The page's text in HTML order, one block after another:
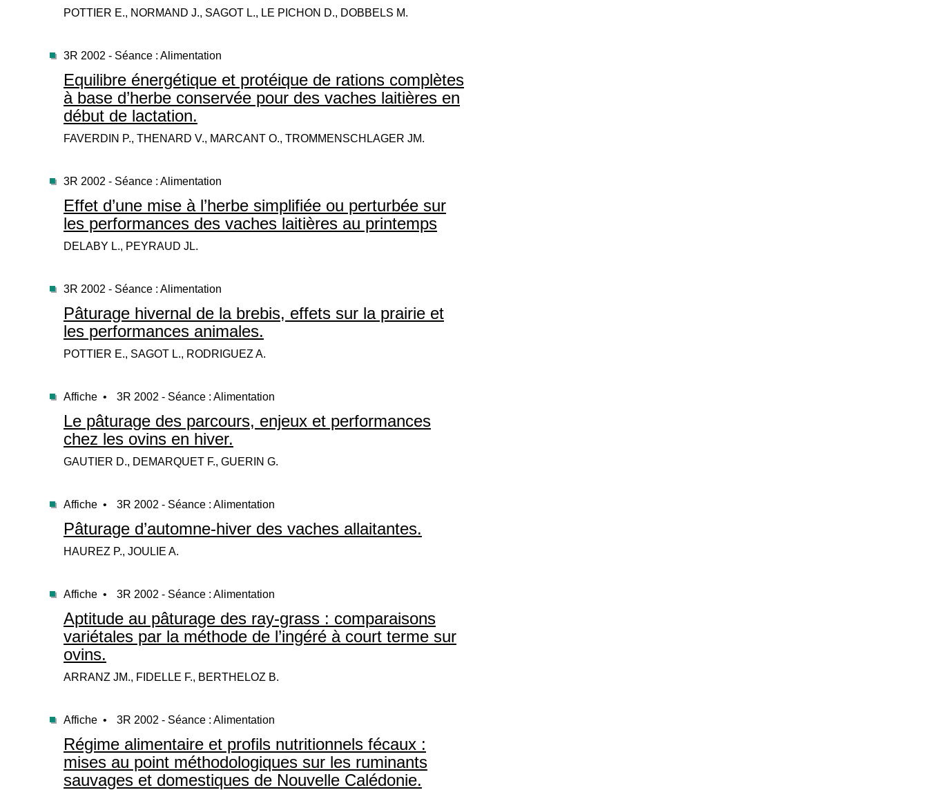
POTTIER E., NORMAND J., SAGOT L., LE PICHON D., DOBBELS M.
3R 2002 - Séance : Alimentation
Equilibre énergétique et protéique de rations complètes
à base d’herbe conservée pour des vaches laitières en
début de lactation.
FAVERDIN P., THENARD V., MARCANT O., TROMMENSCHLAGER JM.
3R 2002 - Séance : Alimentation
Effet d’une mise à l’herbe simplifiée ou perturbée sur
les performances des vaches laitières au printemps
DELABY L., PEYRAUD JL.
3R 2002 - Séance : Alimentation
Pâturage hivernal de la brebis, effets sur la prairie et
les performances animales.
POTTIER E., SAGOT L., RODRIGUEZ A.
Affiche • 3R 2002 - Séance : Alimentation
Le pâturage des parcours, enjeux et performances
chez les ovins en hiver.
GAUTIER D., DEMARQUET F., GUERIN G.
Affiche • 3R 2002 - Séance : Alimentation
Pâturage d’automne-hiver des vaches allaitantes.
HAUREZ P., JOULIE A.
Affiche • 3R 2002 - Séance : Alimentation
Aptitude au pâturage des ray-grass : comparaisons
variétales par la méthode de l’ingéré à court terme sur
ovins.
ARRANZ JM., FIDELLE F., BERTHELOZ B.
Affiche • 3R 2002 - Séance : Alimentation
Régime alimentaire et profils nutritionnels fécaux :
mises au point méthodologiques sur les ruminants
sauvages et domestiques de Nouvelle Calédonie.